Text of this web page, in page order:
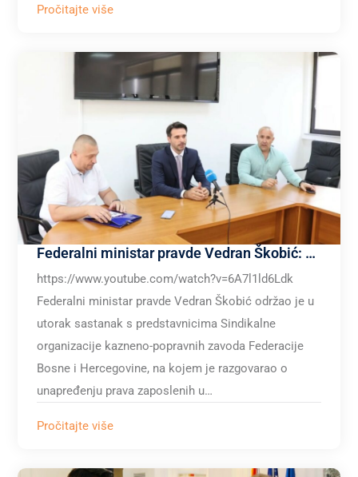
Pročitajte više
Federalni ministar pravde Vedran Škobić: Ministarstvo prepoznalo nedostatke sustava; Sindikat pozdravlja inicijativu
https://www.youtube.com/watch?v=6A7l1ld6Ldk
Federalni ministar pravde Vedran Škobić održao je u
utorak sastanak s predstavnicima Sindikalne
organizacije kazneno-popravnih zavoda Federacije
Bosne i Hercegovine, na kojem je razgovarao o
unapređenju prava zaposlenih u…
Pročitajte više